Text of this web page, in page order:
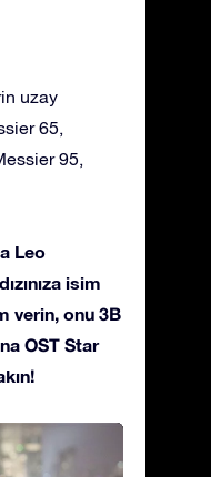
uzay
65,
95,
Leo
isim
verin, onu 3B
OST Star